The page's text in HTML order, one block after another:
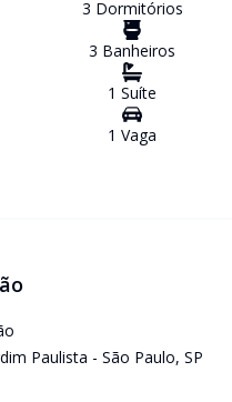
3 Dormitórios
3 Banheiros
1 Suíte
1 Vaga
Paulista - São Paulo, SP